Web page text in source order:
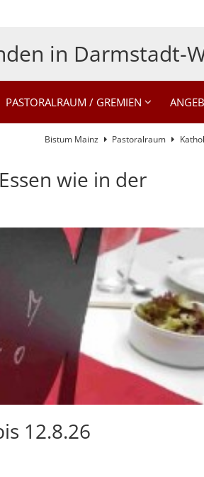
in Darmstadt-
PASTORALRAUM / GREMIEN
Bistum Mainz Pastoralraum
wie in der
12.8.26